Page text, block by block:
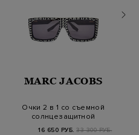
MARC JACOBS
Очки 2 в 1 со съемной
солнцезащитной
16 650 РУБ. 33 300 РУБ.